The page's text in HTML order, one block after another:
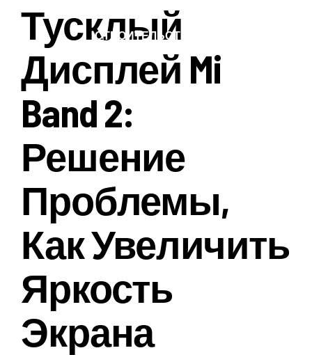
СТРОИТЕЛЬСТВО И
Тусклый
Дисплей Mi
Band 2:
Решение
Проблемы,
Как Увеличить
Яркость
Экрана